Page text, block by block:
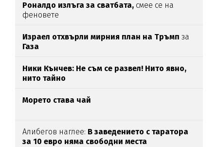
Роналдо излъга за сватбата, смее се на
феновете
Израел отхвърли мирния план на Тръмп за
Газа
Ники Кънчев: Не съм се развел! Нито явно,
нито тайно
Морето става чай
Алибегов наглее: В заведението с таратора
за 10 евро няма свободни места